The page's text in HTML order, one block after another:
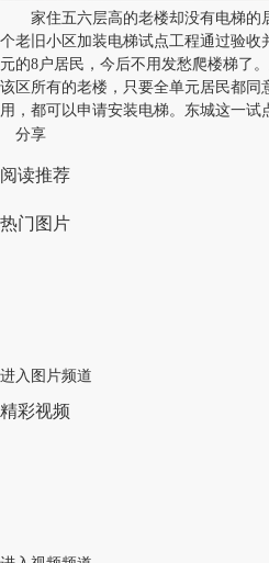
家住五六层高的老楼却没有电梯的
个老旧小区加装电梯试点工程通过验收
元的8户居民，今后不用发愁爬楼梯了
该区所有的老楼，只要全单元居民都同
用，都可以申请安装电梯。东城这一试
分享
阅读推荐
热门图片
进入图片频道
精彩视频